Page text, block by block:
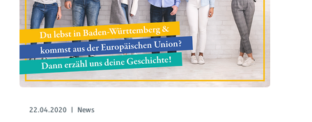
22.04.2020 | News